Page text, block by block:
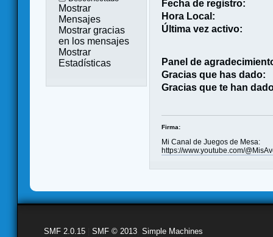
Mostrar
Mensajes
Mostrar gracias
en los mensajes
Mostrar
Estadísticas
Fecha de registro:
Hora Local:
Última vez activo:
Panel de
Gracias que has dado:
Gracias que te han
Firma:
Mi Canal de Juegos de Mesa:
https://www.youtube.com/
SMF 2.0.15 SMF © 2013 Simple Machines